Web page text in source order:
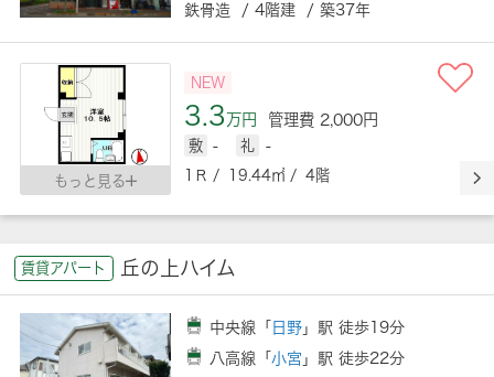
鉄骨造 / 4階建 / 築37年
もっと見る
NEW
3.3万円 管理費 2,000円
敷 - 礼
-
1Ｒ / 19.44㎡ / 4階
賃貸アパート 丘の上ハイム
中央線「 日野 」駅 徒歩19分
八高線「 小宮 」駅 徒歩22分